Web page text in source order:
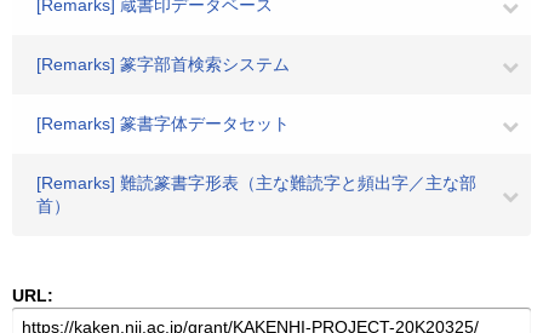
[Remarks] 蔵書印データベース
[Remarks] 篆字部首検索システム
[Remarks] 篆書字体データセット
[Remarks] 難読篆書字形表（主な難読字と頻出字／主な部
首）
URL: